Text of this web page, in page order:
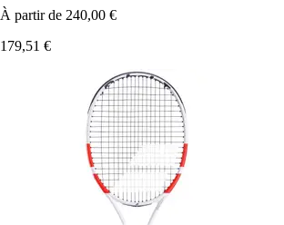
À partir de 240,00 €
179,51 €